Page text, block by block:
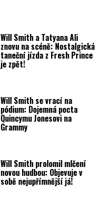
Will Smith a Tatyana Ali
znovu na scéně: Nostalgická
taneční jízda z Fresh Prince
je zpět!
Will Smith se vrací na
pódium: Dojemná pocta
Quincymu Jonesovi na
Grammy
Will Smith prolomil mlčení
novou hudbou: Objevuje v
sobě nejupřímnější já!